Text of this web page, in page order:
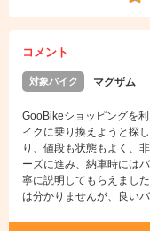
コメント
対象バイク マグザム
GooBikeショッピングを
イクに乗り換えようと探
り、値段も状態もよく、
ーズに進み、納車時には
寧に説明してもらえまし
は分かりませんが、良い